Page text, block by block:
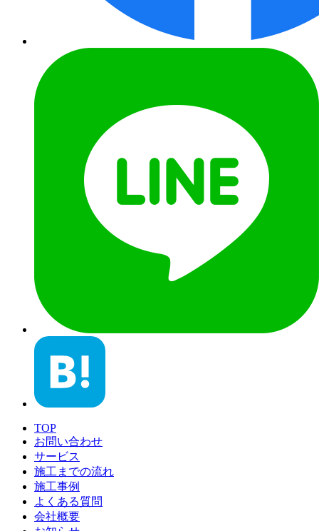
TOP
お問い合わせ
サービス
施工までの流れ
施工事例
よくある質問
会社概要